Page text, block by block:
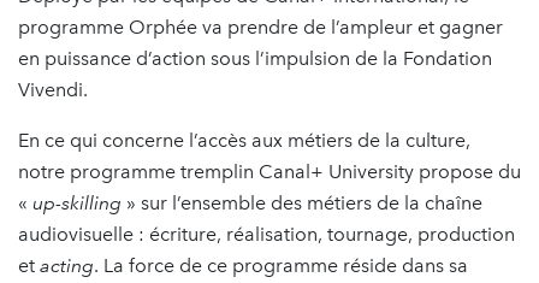
programme Orphée va prendre de l’ampleur et gagner
en puissance d’action sous l’impulsion de la Fondation
Vivendi.
En ce qui concerne l’accès aux métiers de la culture,
notre programme tremplin Canal+ University propose du
« up-skilling » sur l’ensemble des métiers de la chaîne
audiovisuelle : écriture, réalisation, tournage, production
et acting. La force de ce programme réside dans sa